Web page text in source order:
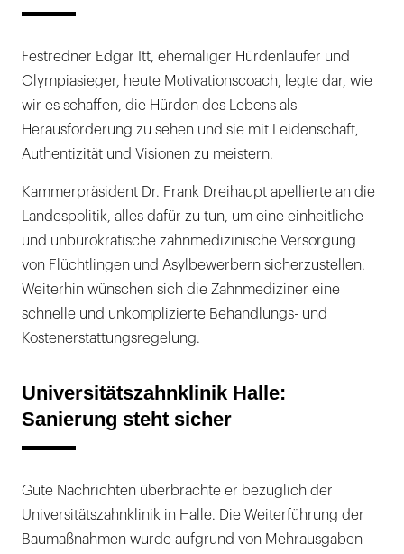
Festredner Edgar Itt, ehemaliger Hürdenläufer und
Olympiasieger, heute Motivationscoach, legte dar, wie
wir es schaffen, die Hürden des Lebens als
Herausforderung zu sehen und sie mit Leidenschaft,
Authentizität und Visionen zu meistern.
Kammerpräsident Dr. Frank Dreihaupt apellierte an die
Landespolitik, alles dafür zu tun, um eine einheitliche
und unbürokratische zahnmedizinische Versorgung
von Flüchtlingen und Asylbewerbern sicherzustellen.
Weiterhin wünschen sich die Zahnmediziner eine
schnelle und unkomplizierte Behandlungs- und
Kostenerstattungsregelung.
Universitätszahnklinik Halle:
Sanierung steht sicher
Gute Nachrichten überbrachte er bezüglich der
Universitätszahnklinik in Halle. Die Weiterführung der
Baumaßnahmen wurde aufgrund von Mehrausgaben